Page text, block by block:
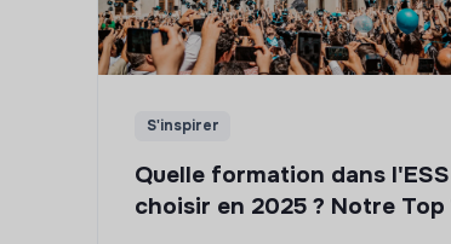
S'inspirer
Quelle formation dans l'ESS
choisir en 2025 ? Notre Top